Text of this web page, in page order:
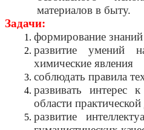
материалов в быту.
Задачи:
формирование
развитие умений
химические явления
соблюдать правила
развивать интерес
области
развитие